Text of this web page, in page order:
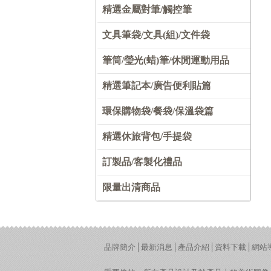
精選金屬對筆/觸控筆
文具筆袋/文具(組)/文件袋
筆筒/瑩光(蜡)筆/休閒運動用品
精選筆記本/廣告便利貼篇
環保購物袋/餐袋/保溫袋篇
精選休旅背包/手提袋
訂製品/客製化禮品
限量出清商品
品牌簡介 最新消息 產品介紹 資料下載 網站